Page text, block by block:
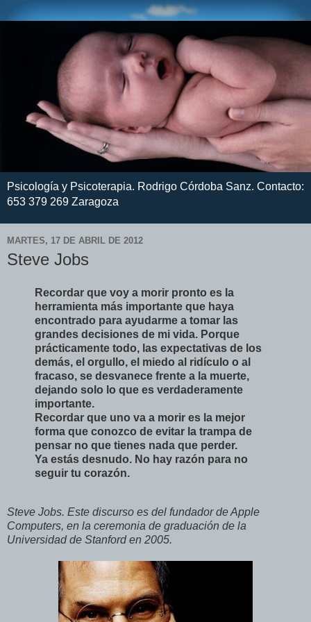
Psicología y Psicoterapia. Rodrigo Córdoba Sanz. Contacto:
653 379 269 Zaragoza
MARTES, 17 DE ABRIL DE 2012
Steve Jobs
Recordar que voy a morir pronto es la
herramienta más importante que haya
encontrado para ayudarme a tomar las
grandes decisiones de mi vida. Porque
prácticamente todo, las expectativas de los
demás, el orgullo, el miedo al ridículo o al
fracaso, se desvanece frente a la muerte,
dejando solo lo que es verdaderamente
importante.
Recordar que uno va a morir es la mejor
forma que conozco de evitar la trampa de
pensar no que tienes nada que perder.
Ya estás desnudo. No hay razón para no
seguir tu corazón.
Steve Jobs. Este discurso es del fundador de Apple
Computers, en la ceremonia de graduación de la
Universidad de Stanford en 2005.